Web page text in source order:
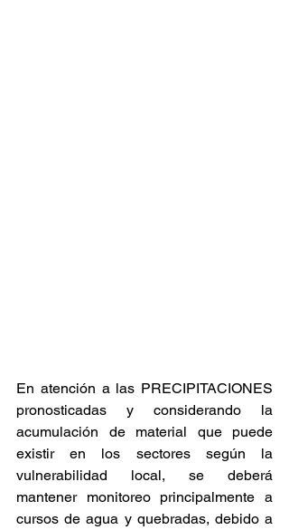
En atención a las PRECIPITACIONES
pronosticadas y considerando la
acumulación de material que puede
existir en los sectores según la
vulnerabilidad local, se deberá
mantener monitoreo principalmente a
cursos de agua y quebradas, debido a